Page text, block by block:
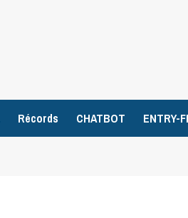
Récords CHATBOT ENTRY-